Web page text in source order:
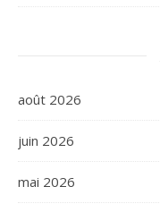
août 2026
juin 2026
mai 2026